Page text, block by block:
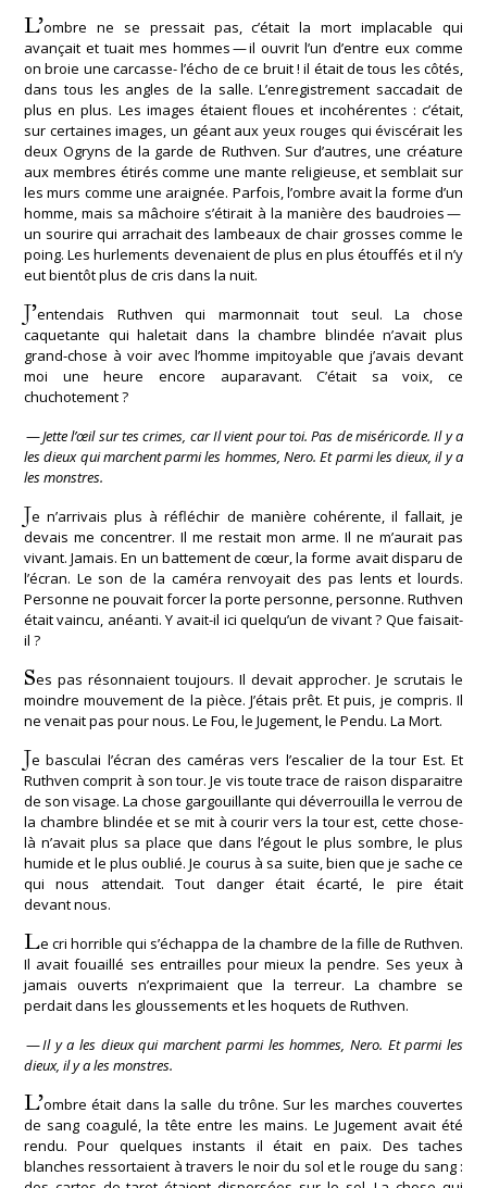
L’ombre ne se pressait pas, c’était la mort implacable qui
avançait et tuait mes hommes — il ouvrit l’un d’entre eux comme
on broie une carcasse- l’écho de ce bruit ! il était de tous les côtés,
dans tous les angles de la salle. L’enregistrement saccadait de
plus en plus. Les images étaient floues et incohérentes : c’était,
sur certaines images, un géant aux yeux rouges qui éviscérait les
deux Ogryns de la garde de Ruthven. Sur d’autres, une créature
aux membres étirés comme une mante religieuse, et semblait sur
les murs comme une araignée. Parfois, l’ombre avait la forme d’un
homme, mais sa mâchoire s’étirait à la manière des baudroies —
un sourire qui arrachait des lambeaux de chair grosses comme le
poing. Les hurlements devenaient de plus en plus étouffés et il n’y
eut bientôt plus de cris dans la nuit.
J’entendais Ruthven qui marmonnait tout seul. La chose
caquetante qui haletait dans la chambre blindée n’avait plus
grand-chose à voir avec l’homme impitoyable que j’avais devant
moi une heure encore auparavant. C’était sa voix, ce
chuchotement ?
—Jette l’œil sur tes crimes, car Il vient pour toi. Pas de miséricorde. Il y a
les dieux qui marchent parmi les hommes, Nero. Et parmi les dieux, il y a
les monstres.
Je n’arrivais plus à réfléchir de manière cohérente, il fallait, je
devais me concentrer. Il me restait mon arme. Il ne m’aurait pas
vivant. Jamais. En un battement de cœur, la forme avait disparu de
l’écran. Le son de la caméra renvoyait des pas lents et lourds.
Personne ne pouvait forcer la porte personne, personne. Ruthven
était vaincu, anéanti. Y avait-il ici quelqu’un de vivant ? Que faisait-
il ?
Ses pas résonnaient toujours. Il devait approcher. Je scrutais le
moindre mouvement de la pièce. J’étais prêt. Et puis, je compris. Il
ne venait pas pour nous. Le Fou, le Jugement, le Pendu. La Mort.
Je basculai l’écran des caméras vers l’escalier de la tour Est. Et
Ruthven comprit à son tour. Je vis toute trace de raison disparaitre
de son visage. La chose gargouillante qui déverrouilla le verrou de
la chambre blindée et se mit à courir vers la tour est, cette chose-
là n’avait plus sa place que dans l’égout le plus sombre, le plus
humide et le plus oublié. Je courus à sa suite, bien que je sache ce
qui nous attendait. Tout danger était écarté, le pire était
devant nous.
Le cri horrible qui s’échappa de la chambre de la fille de Ruthven.
Il avait fouaillé ses entrailles pour mieux la pendre. Ses yeux à
jamais ouverts n’exprimaient que la terreur. La chambre se
perdait dans les gloussements et les hoquets de Ruthven.
—Il y a les dieux qui marchent parmi les hommes, Nero. Et parmi les
dieux, il y a les monstres.
L’ombre était dans la salle du trône. Sur les marches couvertes
de sang coagulé, la tête entre les mains. Le Jugement avait été
rendu. Pour quelques instants il était en paix. Des taches
blanches ressortaient à travers le noir du sol et le rouge du sang :